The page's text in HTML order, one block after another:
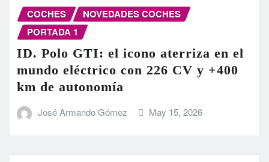
COCHES
NOVEDADES COCHES
PORTADA 1
ID. Polo GTI: el icono aterriza en el
mundo eléctrico con 226 CV y +400
km de autonomía
José Armando Gómez May 15, 2026